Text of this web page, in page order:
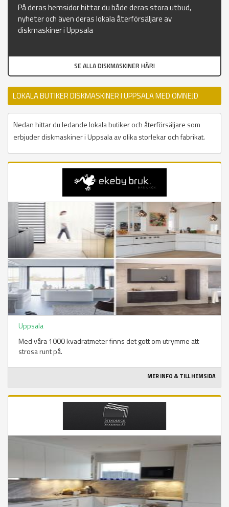
På deras hemsidor hittar du både deras stora utbud,
nyheter och även deras lokala återförsäljare av
diskmaskiner i Uppsala
SE ALLA DISKMASKINER HÄR!
LOKALA BUTIKER DISKMASKINER I UPPSALA MED OMNEJD
Nedan hittar du ledande lokala butiker och återförsäljare som
erbjuder diskmaskiner i Uppsala av olika storlekar och fabrikat.
Uppsala
Med våra 1000 kvadratmeter finns det gott om utrymme att
strosa runt på.
MER INFO & TILL HEMSIDA